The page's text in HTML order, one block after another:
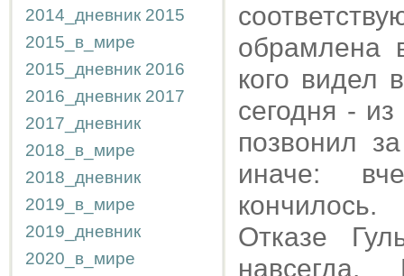
2014_дневник 2015
2015_в_мире
2015_дневник 2016
2016_дневник 2017
2017_дневник
2018_в_мире
2018_дневник
2019_в_мире
2019_дневник
2020_в_мире
обрамлена
кого видел
сегодня -
позвонил
иначе:
Отказе